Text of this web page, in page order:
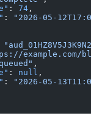
: 74 ,
:
"2026-05-
example.com/
,
: null ,
:
"2026-05-